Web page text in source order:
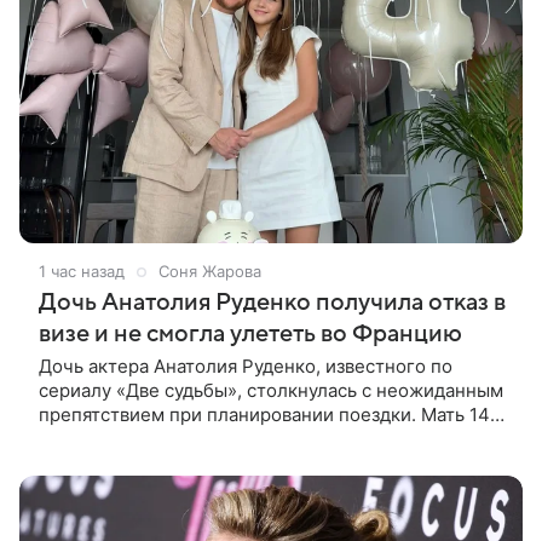
1 час назад Соня Жарова
Дочь Анатолия Руденко получила отказ в
визе и не смогла улететь во Францию
Дочь актера Анатолия Руденко, известного по
сериалу «Две судьбы», столкнулась с неожиданным
препятствием при планировании поездки. Мать 14-